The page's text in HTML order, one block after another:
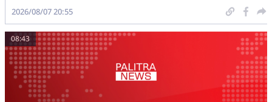
2026/08/07 20:55
08:43